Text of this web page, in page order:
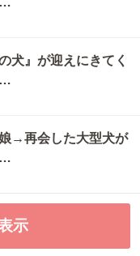
犬』が迎えにきてく
…
→再会した大型犬が
…
示